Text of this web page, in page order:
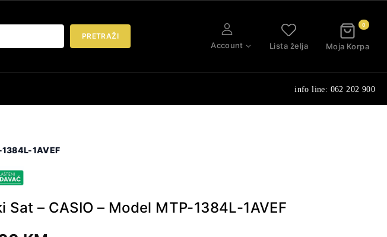
PRETRAŽI
Account Lista želja
0
Moja Korpa
info line: 062 202 900
1AVEF
Sat – CASIO – Model MTP-1384L-1AVEF